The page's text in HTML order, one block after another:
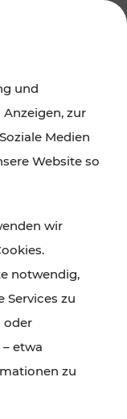
– viele
Fahrplan-
erreichbar.
und
zur
Medien
Website so
wir
notwendig,
Services zu
oder
etwa
zu